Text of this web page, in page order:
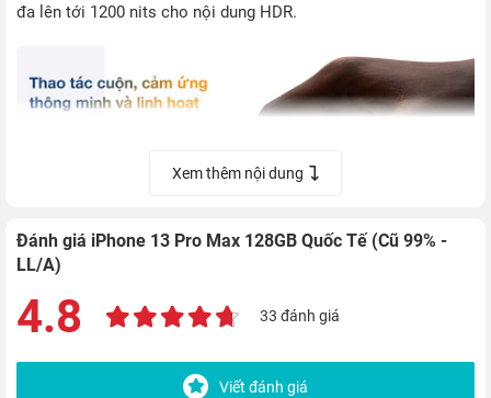
đa lên tới 1200 nits cho nội dung HDR.
Đây cũng là chiếc iPhone quốc tế
được trang bị màn hình ProMotion 120Hz siêu mượt, giúp bạn
Xem thêm nội dung
Đánh giá iPhone 13 Pro Max 128GB Quốc Tế (Cũ 99% -
LL/A)
4.8 33 đánh giá
Viết đánh giá